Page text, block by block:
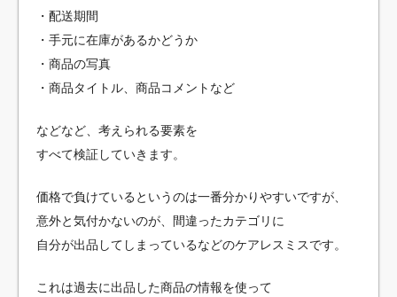
・配送期間
・手元に在庫があるかどうか
・商品の写真
・商品タイトル、商品コメントなど
などなど、考えられる要素を
すべて検証していきます。
価格で負けているというのは一番分かりやすいですが、
意外と気付かないのが、間違ったカテゴリに
自分が出品してしまっているなどのケアレスミスです。
これは過去に出品した商品の情報を使って